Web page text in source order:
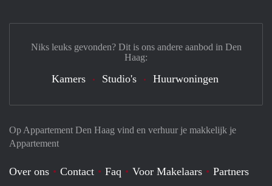
Op Appartement Den Haag vind en verhuur je makkelijk je
Appartement
Over ons Contact Faq Voor Makelaars Partners
Niks leuks gevonden? Dit is ons andere aanbod in Den
Haag:
Kamers Studio's Huurwoningen